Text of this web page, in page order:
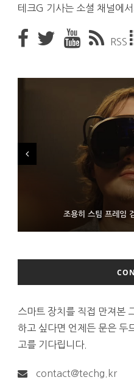
테크G 기사는 소셜 채널에
RSS
조용히 스팀 프레임
9월 4일부터 서비스 접는 안
보인
스마트 장치를 직접 만져본
하고 싶다면 언제든 문은 두
고를 기다립니다.
contact@techg.kr